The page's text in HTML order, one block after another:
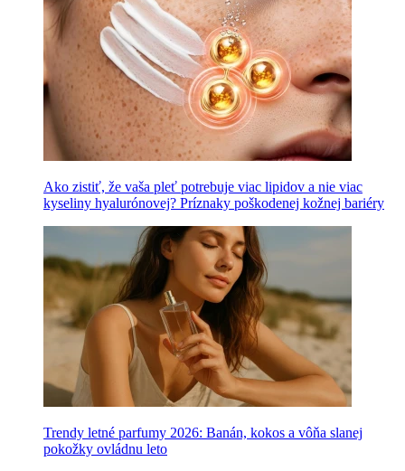
Ako zistiť, že vaša pleť potrebuje viac lipidov a nie viac
kyseliny hyalurónovej? Príznaky poškodenej kožnej bariéry
Trendy letné parfumy 2026: Banán, kokos a vôňa slanej
pokožky ovládnu leto